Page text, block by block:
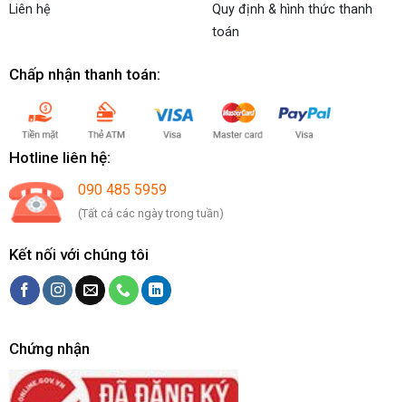
Liên hệ
Quy định & hình thức thanh
toán
Chấp nhận thanh toán:
Hotline liên hệ:
090 485 5959
(Tất cả các ngày trong tuần)
Kết nối với chúng tôi
Chứng nhận